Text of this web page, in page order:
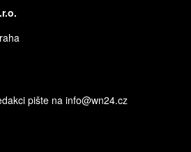
pište na info@wn24.cz